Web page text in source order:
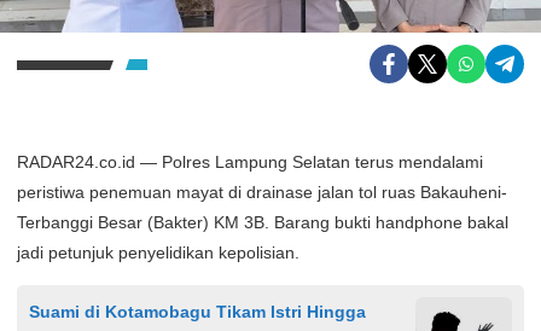
RADAR24.co.id — Polres Lampung Selatan terus mendalami
peristiwa penemuan mayat di drainase jalan tol ruas Bakauheni-
Terbanggi Besar (Bakter) KM 3B. Barang bukti handphone bakal
jadi petunjuk penyelidikan kepolisian.
Suami di Kotamobagu Tikam Istri Hingga